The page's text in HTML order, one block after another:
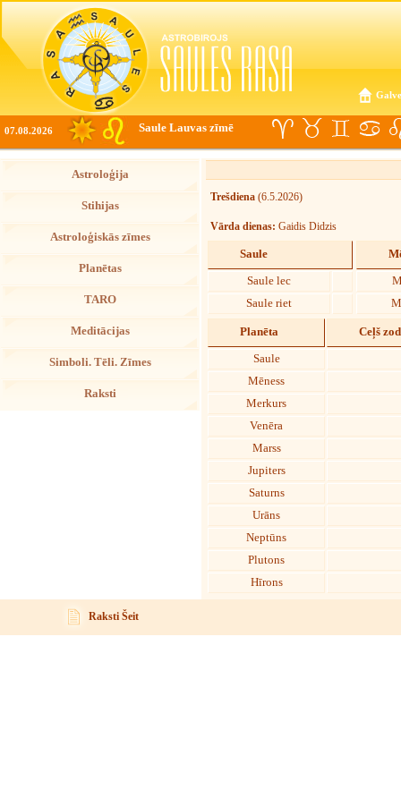
07.08.2026 Saule Lauvas zīmē
Astroloģija
Stihijas
Astroloģiskās zīmes
Planētas
TARO
Meditācijas
Simboli. Tēli. Zīmes
Raksti
Trešdiena (6.5.2026)
Vārda dienas: Gaidis Didzis
Saule
Saule lec
Saule riet
Planēta Ceļš
Saule
Mēness
Merkurs
Venēra
Marss
Jupiters
Saturns
Urāns
Neptūns
Plutons
Hīrons
Raksti Šeit